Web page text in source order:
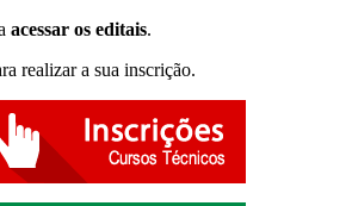
acessar os editais.
realizar a sua inscrição.